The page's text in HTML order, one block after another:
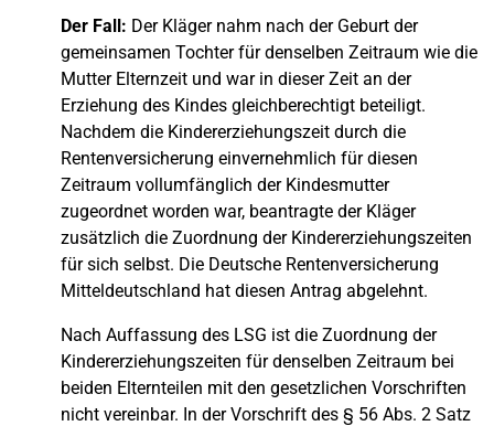
Der Fall: Der Kläger nahm nach der Geburt der
gemeinsamen Tochter für denselben Zeitraum wie die
Mutter Elternzeit und war in dieser Zeit an der
Erziehung des Kindes gleichberechtigt beteiligt.
Nachdem die Kindererziehungszeit durch die
Rentenversicherung einvernehmlich für diesen
Zeitraum vollumfänglich der Kindesmutter
zugeordnet worden war, beantragte der Kläger
zusätzlich die Zuordnung der Kindererziehungszeiten
für sich selbst. Die Deutsche Rentenversicherung
Mitteldeutschland hat diesen Antrag abgelehnt.
Nach Auffassung des LSG ist die Zuordnung der
Kindererziehungszeiten für denselben Zeitraum bei
beiden Elternteilen mit den gesetzlichen Vorschriften
nicht vereinbar. In der Vorschrift des § 56 Abs. 2 Satz